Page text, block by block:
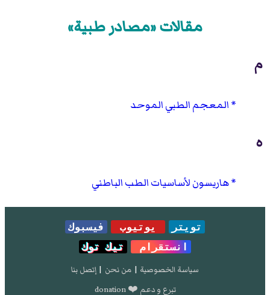
مقالات «مصادر طبية»
م
المعجم الطبي الموحد
ه
هاريسون لأساسيات الطب الباطني
تويتر يوتيوب
فيسبوك
انستقرام
تيك توك
سياسة الخصوصية | من نحن | إتصل بنا
تبرع و دعم ❤️ donation